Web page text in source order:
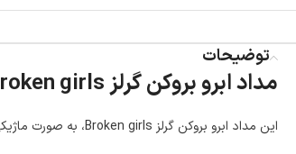
توضیحات
مداد ابرو بروکن گرلز Broken girls
این مداد ابرو بروکن گرلز Broken girls، به صورت ماژیکی و به رنگ مشکی می‌باشد.